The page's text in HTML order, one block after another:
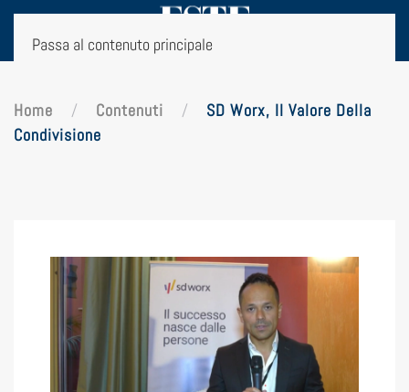
Passa al contenuto principale
Home Contenuti
SD Worx, Il Valore Della
Condivisione